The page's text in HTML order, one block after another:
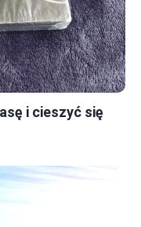
i cieszyć się